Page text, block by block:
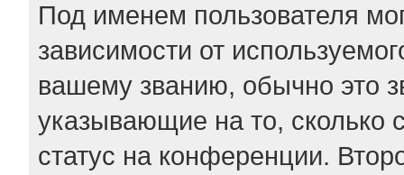
Под именем пользователя
зависимости от
вашему званию, обычно это
указывающие на то,
статус на конференции.